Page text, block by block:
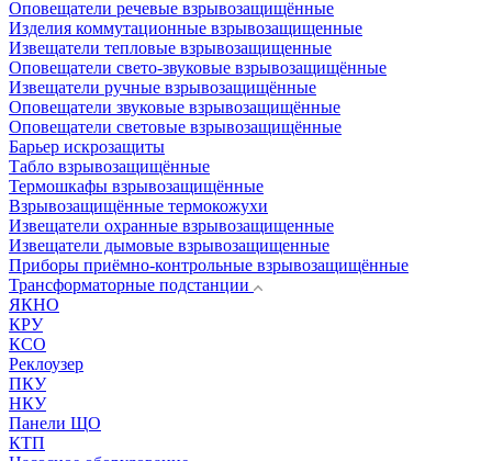
Оповещатели речевые взрывозащищённые
Изделия коммутационные взрывозащищенные
Извещатели тепловые взрывозащищенные
Оповещатели свето-звуковые взрывозащищённые
Извещатели ручные взрывозащищённые
Оповещатели звуковые взрывозащищённые
Оповещатели световые взрывозащищённые
Барьер искрозащиты
Табло взрывозащищённые
Термошкафы взрывозащищённые
Взрывозащищённые термокожухи
Извещатели охранные взрывозащищенные
Извещатели дымовые взрывозащищенные
Приборы приёмно-контрольные взрывозащищённые
Трансформаторные подстанции
ЯКНО
КРУ
КСО
Реклоузер
ПКУ
НКУ
Панели ЩО
КТП